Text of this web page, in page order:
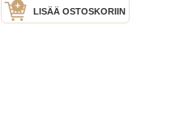
LISÄÄ OSTOSKORIIN